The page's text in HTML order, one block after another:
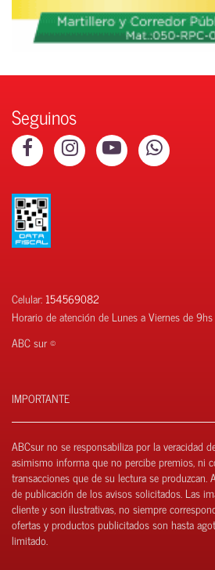
Seguinos
Celular:154569082
Horario de atención de Lunes a Viernes de
ABC sur ©
IMPORTANTE
ABCsur no se responsabiliza por la veracidad
asimismo informa que no percibe premios, ni
transacciones que de su lectura se produzcan.
de publicación de los avisos solicitados. Las
cliente y son ilustrativas, no siempre
ofertas y productos publicitados son hasta
limitado.